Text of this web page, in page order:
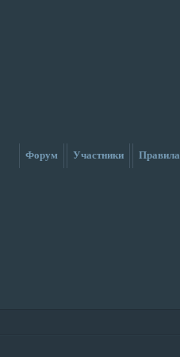
Форум Участники Правила